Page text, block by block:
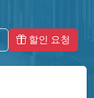
할인 요청